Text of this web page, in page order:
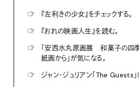
☞
『左利きの少女』をチェックする。
☞
『おれの映画人生』を読む。
☞
「安西水丸原画展 和菓子の四
紙画から」が気になる。
☞
ジャン・ジュリアン「The Guests」